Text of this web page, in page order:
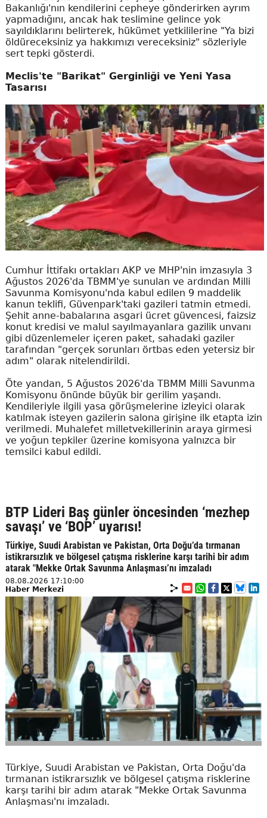
Bakanlığı'nın kendilerini cepheye gönderirken ayrım
yapmadığını, ancak hak teslimine gelince yok
sayıldıklarını belirterek, hükümet yetkililerine "Ya bizi
öldüreceksiniz ya hakkımızı vereceksiniz" sözleriyle
sert tepki gösterdi.
Meclis'te "Barikat" Gerginliği ve Yeni Yasa
Tasarısı
Cumhur İttifakı ortakları AKP ve MHP'nin imzasıyla 3
Ağustos 2026'da TBMM'ye sunulan ve ardından Milli
Savunma Komisyonu'nda kabul edilen 9 maddelik
kanun teklifi, Güvenpark'taki gazileri tatmin etmedi.
Şehit anne-babalarına asgari ücret güvencesi, faizsiz
konut kredisi ve malul sayılmayanlara gazilik unvanı
gibi düzenlemeler içeren paket, sahadaki gaziler
tarafından "gerçek sorunları örtbas eden yetersiz bir
adım" olarak nitelendirildi.
Öte yandan, 5 Ağustos 2026'da TBMM Milli Savunma
Komisyonu önünde büyük bir gerilim yaşandı.
Kendileriyle ilgili yasa görüşmelerine izleyici olarak
katılmak isteyen gazilerin salona girişine ilk etapta izin
verilmedi. Muhalefet milletvekillerinin araya girmesi
ve yoğun tepkiler üzerine komisyona yalnızca bir
temsilci kabul edildi.
BTP Lideri Baş günler öncesinden ‘mezhep
savaşı’ ve ‘BOP’ uyarısı!
Türkiye, Suudi Arabistan ve Pakistan, Orta Doğu’da tırmanan
istikrarsızlık ve bölgesel çatışma risklerine karşı tarihi bir adım
atarak "Mekke Ortak Savunma Anlaşması’nı imzaladı
08.08.2026 17:10:00
Haber Merkezi
Türkiye, Suudi Arabistan ve Pakistan, Orta Doğu'da
tırmanan istikrarsızlık ve bölgesel çatışma risklerine
karşı tarihi bir adım atarak "Mekke Ortak Savunma
Anlaşması'nı imzaladı.